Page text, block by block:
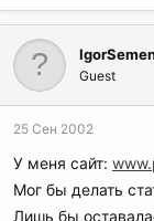
Guest
25 Сен 2002
У меня сайт:
Мог бы делать
Лишь бы